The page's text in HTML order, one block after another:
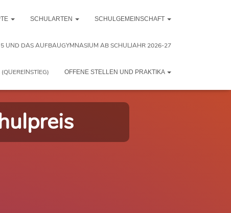
SCHULARTEN SCHULGEMEINSCHAFT
UND DAS AUFBAUGYMNASIUM AB SCHULJAHR 2026-27
OFFENE STELLEN UND PRAKTIKA